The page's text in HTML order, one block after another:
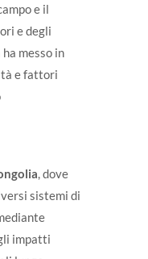
e il
e degli
messo in
e fattori
, dove
sistemi di
impatti